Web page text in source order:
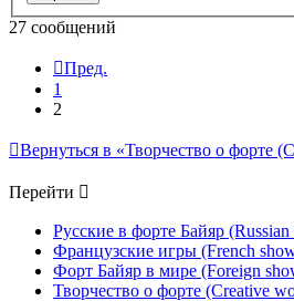
27 сообщений
Пред.
1
2
Вернуться в «Творчество о форте
Перейти
Русские в форте Байяр (Russian
Французские игры (French
Форт Байяр в мире (Foreign
Творчество о форте (Creative